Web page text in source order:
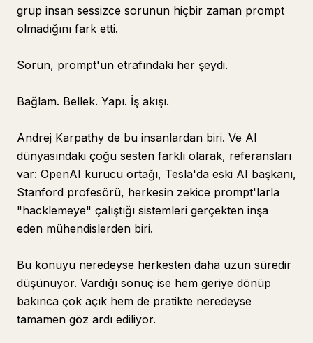
grup insan sessizce sorunun hiçbir zaman prompt
olmadığını fark etti.
Sorun, prompt'un etrafındaki her şeydi.
Bağlam. Bellek. Yapı. İş akışı.
Andrej Karpathy de bu insanlardan biri. Ve AI
dünyasındaki çoğu sesten farklı olarak, referansları
var: OpenAI kurucu ortağı, Tesla'da eski AI başkanı,
Stanford profesörü, herkesin zekice prompt'larla
"hacklemeye" çalıştığı sistemleri gerçekten inşa
eden mühendislerden biri.
Bu konuyu neredeyse herkesten daha uzun süredir
düşünüyor. Vardığı sonuç ise hem geriye dönüp
bakınca çok açık hem de pratikte neredeyse
tamamen göz ardı ediliyor.